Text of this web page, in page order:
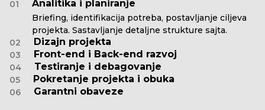
01 Analitika i planiranje
Briefing, identifikacija potreba, postavljanje ciljeva
projekta. Sastavljanje detaljne strukture sajta.
02
Dizajn projekta
03 Front-end i Back-end razvoj
04 Testiranje i debagovanje
05 Pokretanje projekta i obuka
06 Garantni obaveze